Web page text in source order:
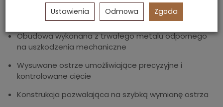
Cechy produktu:
Obudowa wykonana z trwałego metalu odpornego
na uszkodzenia mechaniczne
Wysuwane ostrze umożliwiające precyzyjne i
kontrolowane cięcie
Konstrukcja pozwalająca na szybką wymianę ostrza
Ustawienia Odmowa Zgoda